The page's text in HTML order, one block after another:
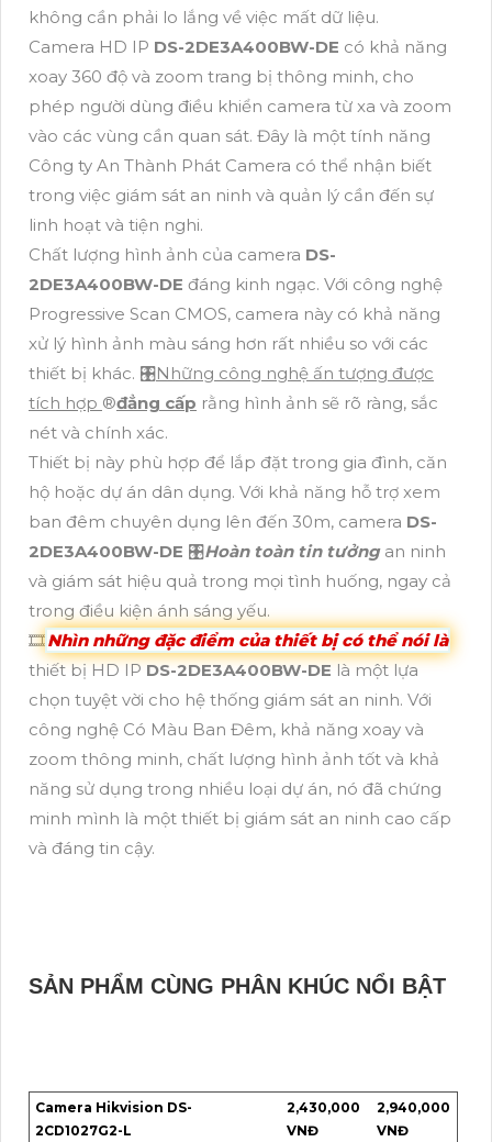
không cần phải lo lắng về việc mất dữ liệu.
Camera HD IP DS-2DE3A400BW-DE có khả năng
xoay 360 độ và zoom trang bị thông minh, cho
phép người dùng điều khiển camera từ xa và zoom
vào các vùng cần quan sát. Đây là một tính năng
Công ty An Thành Phát Camera có thể nhận biết
trong việc giám sát an ninh và quản lý cần đến sự
linh hoạt và tiện nghi.
Chất lượng hình ảnh của camera DS-
2DE3A400BW-DE đáng kinh ngạc. Với công nghệ
Progressive Scan CMOS, camera này có khả năng
xử lý hình ảnh màu sáng hơn rất nhiều so với các
thiết bị khác. 🎛Những công nghệ ấn tượng được
tích hợp ®️đẳng cấp rằng hình ảnh sẽ rõ ràng, sắc
nét và chính xác.
Thiết bị này phù hợp để lắp đặt trong gia đình, căn
hộ hoặc dự án dân dụng. Với khả năng hỗ trợ xem
ban đêm chuyên dụng lên đến 30m, camera DS-
2DE3A400BW-DE 🎛Hoàn toàn tin tưởngan ninh
và giám sát hiệu quả trong mọi tình huống, ngay cả
trong điều kiện ánh sáng yếu.
🎞Nhìn những đặc điểm của thiết bị có thể nói là
thiết bị HD IP DS-2DE3A400BW-DE là một lựa
chọn tuyệt vời cho hệ thống giám sát an ninh. Với
công nghệ Có Màu Ban Đêm, khả năng xoay và
zoom thông minh, chất lượng hình ảnh tốt và khả
năng sử dụng trong nhiều loại dự án, nó đã chứng
minh mình là một thiết bị giám sát an ninh cao cấp
và đáng tin cậy.
SẢN PHẨM CÙNG PHÂN KHÚC NỔI BẬT
Camera Hikvision DS-
2CD1027G2-L
2,430,000
VNĐ
2,940,000
VNĐ